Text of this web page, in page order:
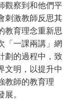
觀察到和他們平
刺激教師反思其
教育理念重新思
「一課兩講」網
劃的過程中，致
文明，以提升中
教師的教育理
。